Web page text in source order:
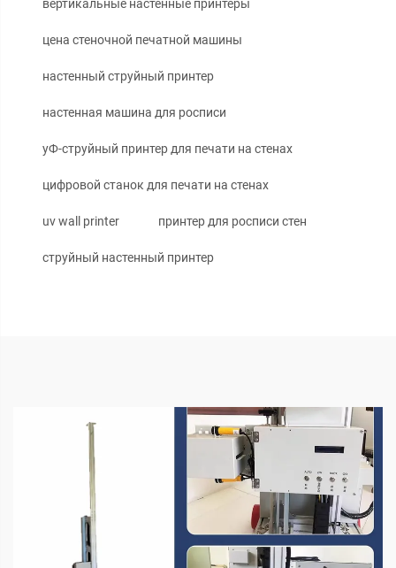
вертикальные настенные принтеры
цена стеночной печатной машины
настенный струйный принтер
настенная машина для росписи
уФ-струйный принтер для печати на стенах
цифровой станок для печати на стенах
uv wall printer принтер для росписи стен
струйный настенный принтер